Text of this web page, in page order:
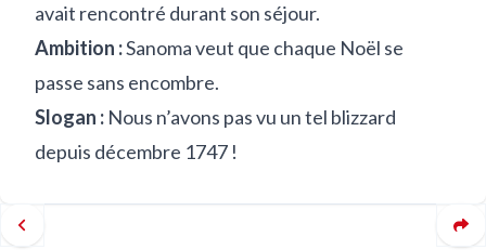
avait rencontré durant son séjour.
Ambition :Sanoma veut que chaque Noël se
passe sans encombre.
Slogan : Nous n’avons pas vu un tel blizzard
depuis décembre 1747 !